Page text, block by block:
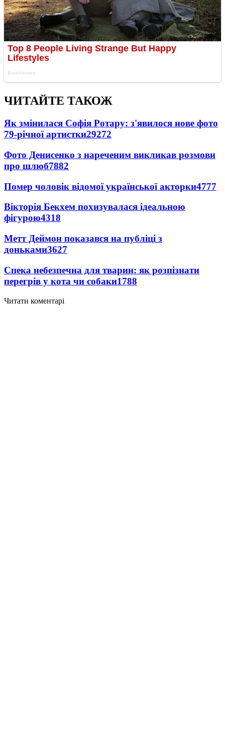
ЧИТАЙТЕ ТАКОЖ
Як змінилася Софія Ротару: з'явилося нове фото
79-річної артистки29272
Фото Денисенко з нареченим викликав розмови
про шлюб7882
Помер чоловік відомої української акторки4777
Вікторія Бекхем похизувалася ідеальною
фігурою4318
Метт Деймон показався на публіці з
доньками3627
Спека небезпечна для тварин: як розпізнати
перегрів у кота чи собаки1788
Читати коментарі